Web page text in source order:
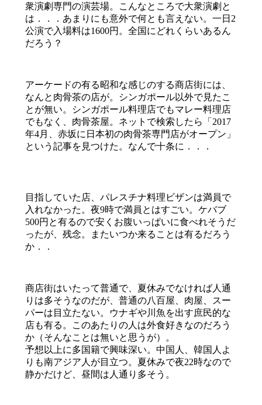
衆演劇専門の演芸場。こんなところで大衆演劇と
は．．．あまりにも意外で何とも言えない。一日2
公演で入場料は1600円。全国にどれくらいあるん
だろう？
アーケードの有る昭和な感じのする商店街には、
なんと肉骨茶の店が。シンガポール以外で見たこ
とが無い。シンガポール料理店でもマレー料理店
でもなく、肉骨茶屋。ネットで検索したら「2017
年4月、赤坂に日本初の肉骨茶専門店がオープン」
という記事を見つけた。なんで十条に．．．
目指していた店、パレスチナ料理ビザンは満員で
入れなかった。夜9時で満員とはすごい。ケバブ
500円と有るので安くお腹いっぱいに食べれそうだ
ったが、残念。またいつか来ることは有るだろう
か．．
商店街はいたって普通で、夏休みでなければ人通
りは多そうなのだが、普通の八百屋、肉屋、スー
パーは目立たない。ウナギや川魚を出す庶民的な
店も有る。このあたりの人は外食好きなのだろう
か（そんなことは無いと思うが）。
予想以上に多国籍で興味深い。中国人、韓国人よ
りも南アジア人が目立つ。夏休みで夜22時なので
静かだけど、昼間は人通り多そう。